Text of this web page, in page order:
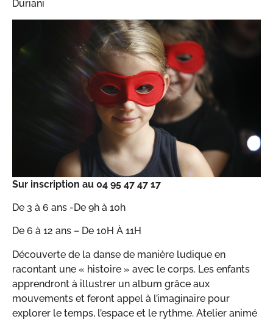
Duriani
Sur inscription au 04 95 47 47 17
De 3 à 6 ans -De 9h à 10h
De 6 à 12 ans – De 10H À 11H
Découverte de la danse de manière ludique en
racontant une « histoire » avec le corps. Les enfants
apprendront à illustrer un album grâce aux
mouvements et feront appel à l’imaginaire pour
explorer le temps, l’espace et le rythme. Atelier animé